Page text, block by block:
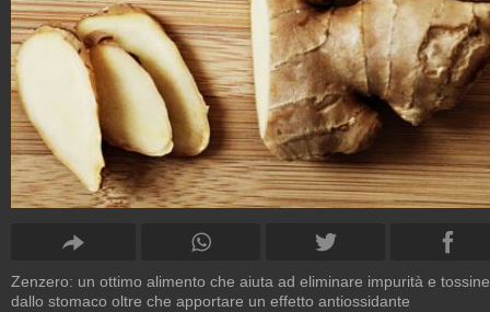
Zenzero: un ottimo alimento che aiuta ad eliminare impurità e tossine
dallo stomaco oltre che apportare un effetto antiossidante